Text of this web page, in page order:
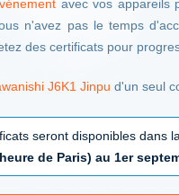
avec vos appareils
n'avez pas le temps
des certificats pour
J6K1 Jinpu d'un seul
seront disponibles dans
de Paris) au 1er